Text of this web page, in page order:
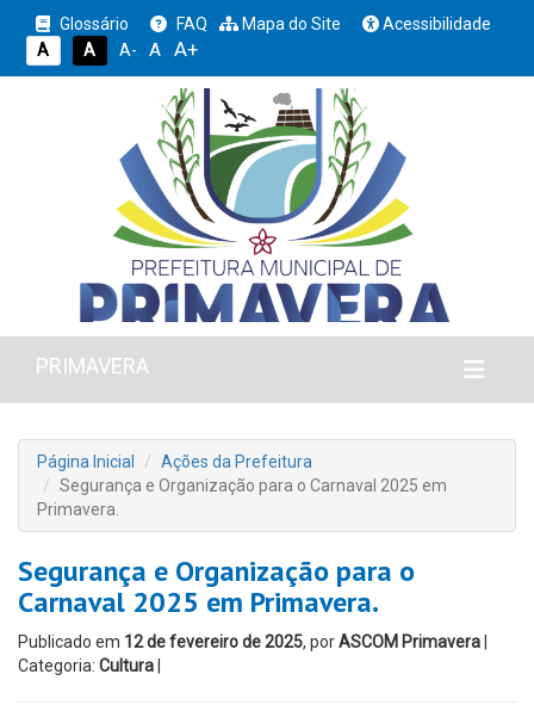
Glossário FAQ Mapa do Site
Acessibilidade
A
A A- A A+
PRIMAVERA
Página Inicial
Ações da Prefeitura
Segurança e Organização para o Carnaval 2025 em
Primavera.
Segurança e Organização para o
Carnaval 2025 em Primavera.
Publicado em 12 de fevereiro de 2025, porASCOM Primavera
Categoria: Cultura